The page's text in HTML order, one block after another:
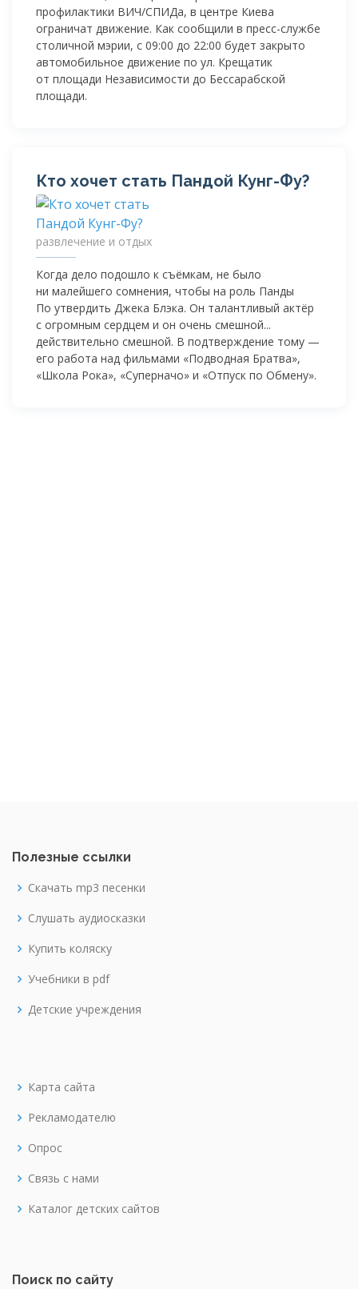
профилактики ВИЧ/СПИДа, в центре Киева
ограничат движение. Как сообщили в пресс-службе
столичной мэрии, с 09:00 до 22:00 будет закрыто
автомобильное движение по ул. Крещатик
от площади Независимости до Бессарабской
площади.
Кто хочет стать Пандой Кунг-Фу?
развлечение и отдых
Когда дело подошло к съёмкам, не было
ни малейшего сомнения, чтобы на роль Панды
По утвердить Джека Блэка. Он талантливый актёр
с огромным сердцем и он очень смешной...
действительно смешной. В подтверждение тому —
его работа над фильмами «Подводная Братва»,
«Школа Рока», «Суперначо» и «Отпуск по Обмену».
Полезные ссылки
Скачать mp3 песенки
Слушать аудиосказки
Купить коляску
Учебники в pdf
Детские учреждения
Карта сайта
Рекламодателю
Опрос
Связь с нами
Каталог детских сайтов
Поиск по сайту